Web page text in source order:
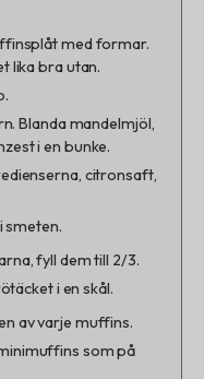
med formar.
lika bra utan.
Blanda mandelmjöl,
i en bunke.
citronsaft,
smeten.
fyll dem till 2/3.
i en skål.
av varje muffins.
som på